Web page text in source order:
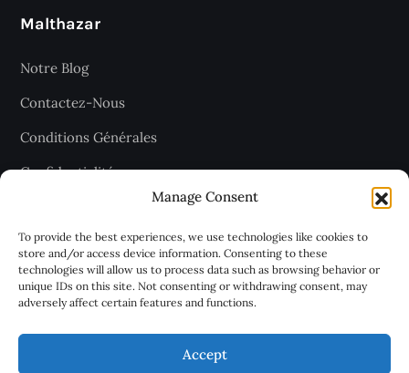
Manage Consent
To provide the best experiences, we use technologies like cookies to
store and/or access device information. Consenting to these
technologies will allow us to process data such as browsing behavior or
unique IDs on this site. Not consenting or withdrawing consent, may
adversely affect certain features and functions.
Accept
Malthazar
Notre Blog
Contactez-Nous
Conditions Générales
Confidentialité
Recevez les dernières articles
chaque jour